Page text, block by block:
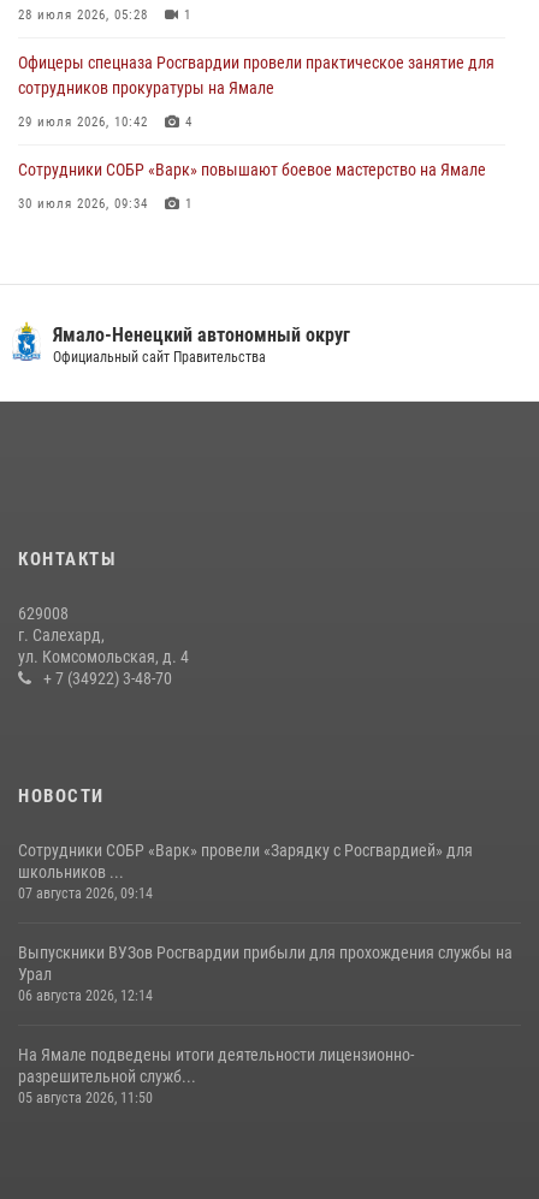
29 июля 2026, 10:42 4
28 июля 2026, 05:28 1
Офицеры спецназа Росгвардии провели практическое занятие для
сотрудников прокуратуры на Ямале
29 июля 2026, 10:42 4
Сотрудники СОБР «Варк» повышают боевое мастерство на Ямале
30 июля 2026, 09:34 1
«Каникулы с Росгвардией» продолжаются на Ямале
20 июля 2026, 09:03
Ямало-Ненецкий автономный округ
Официальный сайт Правительства
КОНТАКТЫ
629008
г. Салехард,
ул. Комсомольская, д. 4
+ 7 (34922) 3-48-70
НОВОСТИ
Сотрудники СОБР «Варк» провели «Зарядку с Росгвардией» для
школьников ...
07 августа 2026, 09:14
Выпускники ВУЗов Росгвардии прибыли для прохождения службы на
Урал
06 августа 2026, 12:14
На Ямале подведены итоги деятельности лицензионно-
разрешительной служб...
05 августа 2026, 11:50